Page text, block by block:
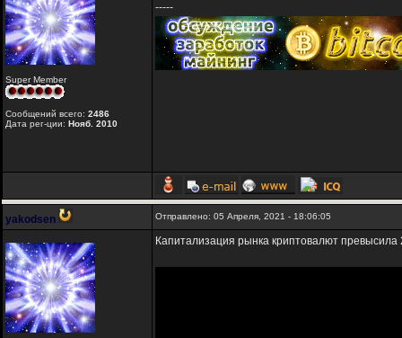
Super Member
Сообщений всего: 2486
Дата рег-ции: Нояб. 2010
-----
yakodsen Отправлено: 05 Апреля, 2021 - 18:06:05
Капитализация рынка криптовалют